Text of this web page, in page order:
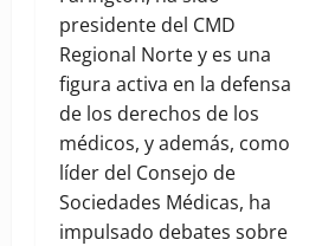
presidente del CMD
Regional Norte y es una
figura activa en la defensa
de los derechos de los
médicos, y además, como
líder del Consejo de
Sociedades Médicas, ha
impulsado debates sobre